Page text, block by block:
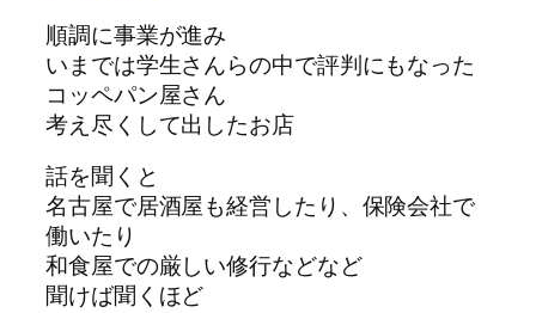
順調に事業が進み
いまでは学生さんらの中で評判にもなった
コッペパン屋さん
考え尽くして出したお店
話を聞くと
名古屋で居酒屋も経営したり、保険会社で
働いたり
和食屋での厳しい修行などなど
聞けば聞くほど